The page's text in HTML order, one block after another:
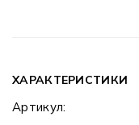
ХАРАКТЕРИСТИКИ
Артикул: